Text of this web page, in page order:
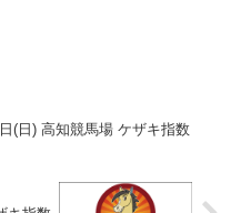
(日) 高知競馬場 ケザキ指数